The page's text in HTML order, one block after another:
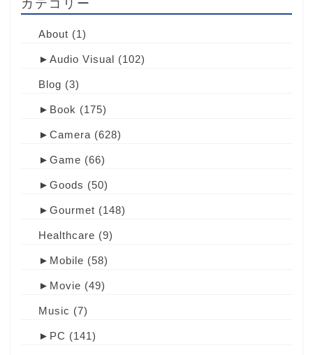
About (1)
► Audio Visual (102)
Blog (3)
► Book (175)
► Camera (628)
► Game (66)
► Goods (50)
► Gourmet (148)
Healthcare (9)
► Mobile (58)
► Movie (49)
Music (7)
► PC (141)